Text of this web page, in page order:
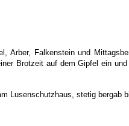
Arber, Falkenstein und
Brotzeit auf dem Gipfel ein
Lusenschutzhaus, stetig bergab